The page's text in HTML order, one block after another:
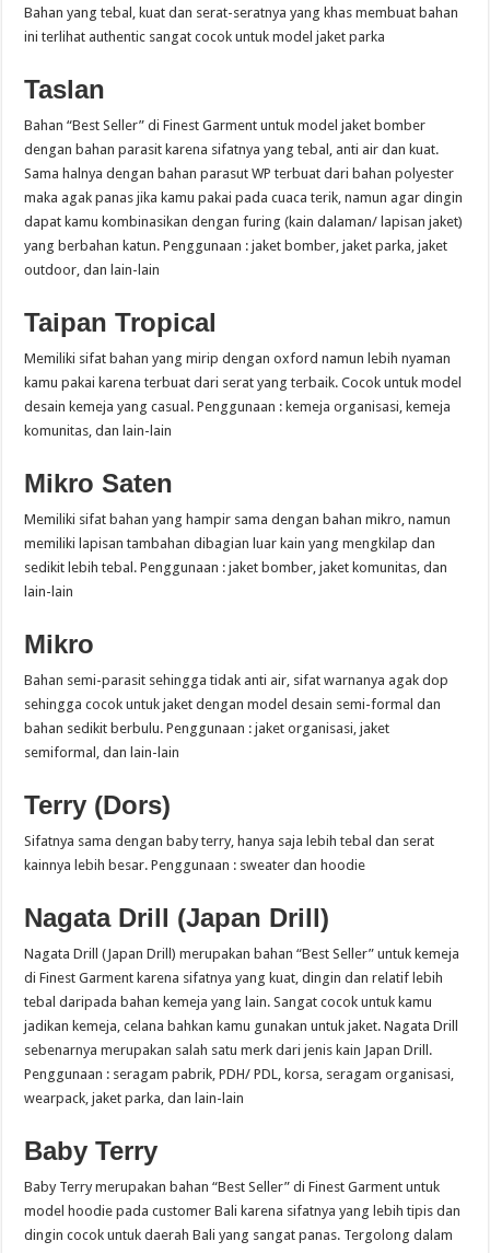
Bahan yang tebal, kuat dan serat-seratnya yang khas membuat bahan
ini terlihat authentic sangat cocok untuk model jaket parka
Taslan
Bahan “Best Seller” di Finest Garment untuk model jaket bomber
dengan bahan parasit karena sifatnya yang tebal, anti air dan kuat.
Sama halnya dengan bahan parasut WP terbuat dari bahan polyester
maka agak panas jika kamu pakai pada cuaca terik, namun agar dingin
dapat kamu kombinasikan dengan furing (kain dalaman/ lapisan jaket)
yang berbahan katun. Penggunaan : jaket bomber, jaket parka, jaket
outdoor, dan lain-lain
Taipan Tropical
Memiliki sifat bahan yang mirip dengan oxford namun lebih nyaman
kamu pakai karena terbuat dari serat yang terbaik. Cocok untuk model
desain kemeja yang casual. Penggunaan : kemeja organisasi, kemeja
komunitas, dan lain-lain
Mikro Saten
Memiliki sifat bahan yang hampir sama dengan bahan mikro, namun
memiliki lapisan tambahan dibagian luar kain yang mengkilap dan
sedikit lebih tebal. Penggunaan : jaket bomber, jaket komunitas, dan
lain-lain
Mikro
Bahan semi-parasit sehingga tidak anti air, sifat warnanya agak dop
sehingga cocok untuk jaket dengan model desain semi-formal dan
bahan sedikit berbulu. Penggunaan : jaket organisasi, jaket
semiformal, dan lain-lain
Terry (Dors)
Sifatnya sama dengan baby terry, hanya saja lebih tebal dan serat
kainnya lebih besar. Penggunaan : sweater dan hoodie
Nagata Drill (Japan Drill)
Nagata Drill (Japan Drill) merupakan bahan “Best Seller” untuk kemeja
di Finest Garment karena sifatnya yang kuat, dingin dan relatif lebih
tebal daripada bahan kemeja yang lain. Sangat cocok untuk kamu
jadikan kemeja, celana bahkan kamu gunakan untuk jaket. Nagata Drill
sebenarnya merupakan salah satu merk dari jenis kain Japan Drill.
Penggunaan : seragam pabrik, PDH/ PDL, korsa, seragam organisasi,
wearpack, jaket parka, dan lain-lain
Baby Terry
Baby Terry merupakan bahan “Best Seller” di Finest Garment untuk
model hoodie pada customer Bali karena sifatnya yang lebih tipis dan
dingin cocok untuk daerah Bali yang sangat panas. Tergolong dalam